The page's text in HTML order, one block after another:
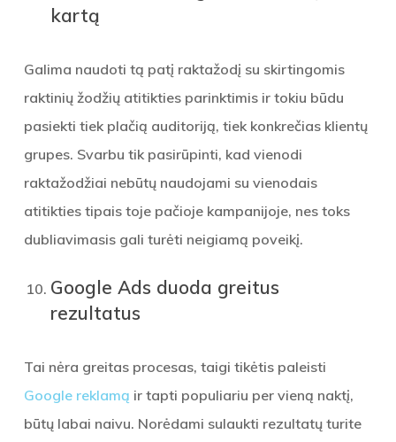
kartą
Galima naudoti tą patį raktažodį su skirtingomis
raktinių žodžių atitikties parinktimis ir tokiu būdu
pasiekti tiek plačią auditoriją, tiek konkrečias klientų
grupes. Svarbu tik pasirūpinti, kad vienodi
raktažodžiai nebūtų naudojami su vienodais
atitikties tipais toje pačioje kampanijoje, nes toks
dubliavimasis gali turėti neigiamą poveikį.
Google Ads duoda greitus
rezultatus
Tai nėra greitas procesas, taigi tikėtis paleisti
Google reklamą ir tapti populiariu per vieną naktį,
būtų labai naivu. Norėdami sulaukti rezultatų turite